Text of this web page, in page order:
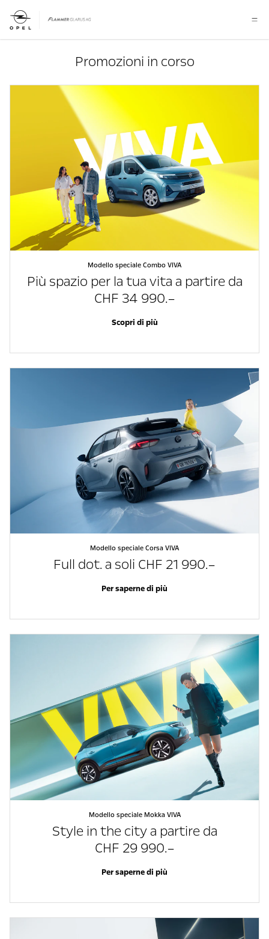
Promozioni in corso
Modello speciale Combo VIVA
Più spazio per la tua vita a partire da
CHF 34 990.–
Scopri di più
Modello speciale Corsa VIVA
Full dot. a soli CHF 21 990.–
Per saperne di più
Modello speciale Mokka VIVA
Style in the city a partire da
CHF 29 990.–
Per saperne di più